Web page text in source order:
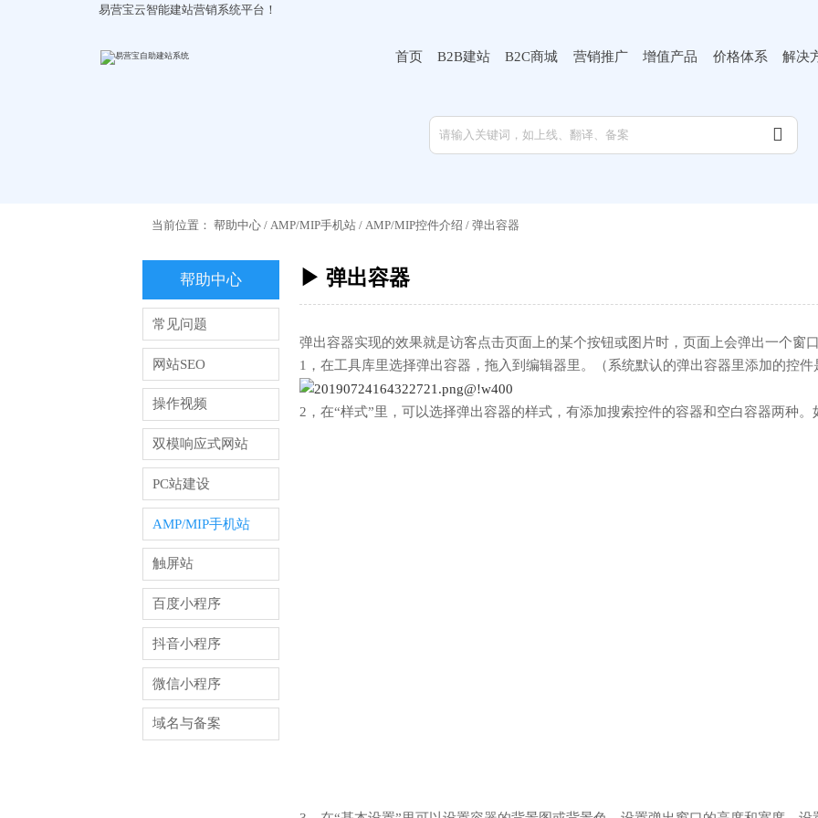
易营宝云智能建站营销系统平台！
首页 B2B建站 B2C商城 营销推广 增值产品 价格体系 解决

当前位置： 帮助中心/ AMP/MIP手机站/ AMP/MIP控件介绍 / 弹出容器
帮助中心
常见问题
网站SEO
操作视频
双模响应式网站
PC站建设
AMP/MIP手机站
触屏站
百度小程序
抖音小程序
微信小程序
域名与备案
▶ 弹出容器
弹出容器实现的效果就是访客点击页面上的某个按钮或图片时，页面上会弹出一个窗
1，在工具库里选择弹出容器，拖入到编辑器里。（系统默认的弹出容器里添加的控件
2，在“样式”里，可以选择弹出容器的样式，有添加搜索控件的容器和空白容器两种。